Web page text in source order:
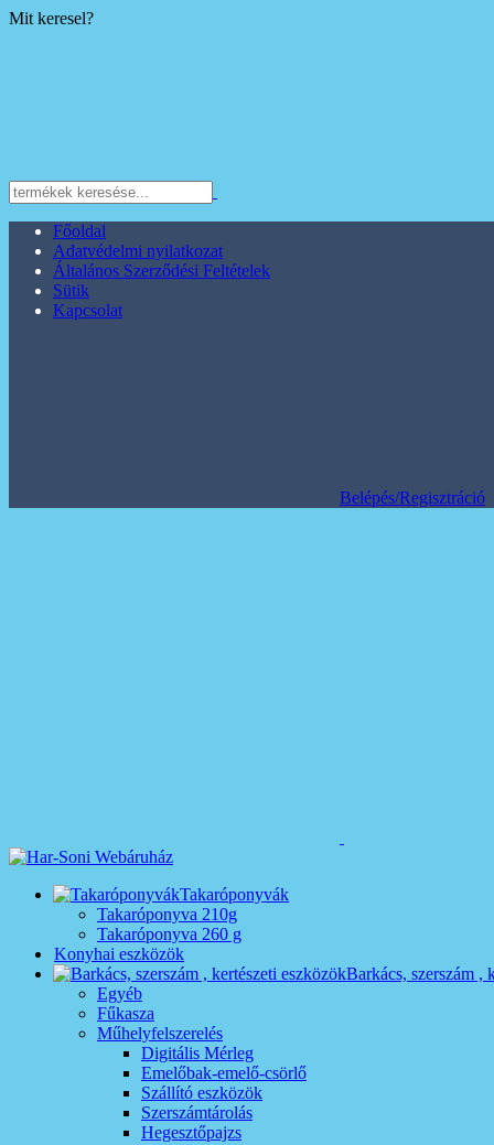
Mit keresel?
Főoldal
Adatvédelmi nyilatkozat
Általános Szerződési Feltételek
Sütik
Kapcsolat
Belépés/Regisztráció
Takaróponyvák
Takaróponyva 210g
Takaróponyva 260 g
Konyhai eszközök
Barkács, szerszám ,
Egyéb
Fűkasza
Műhelyfelszerelés
Digitális Mérleg
Emelőbak-emelő-csörlő
Szállító eszközök
Szerszámtárolás
Hegesztőpajzs